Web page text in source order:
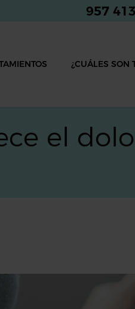
957
¿CUÁLES SON
el